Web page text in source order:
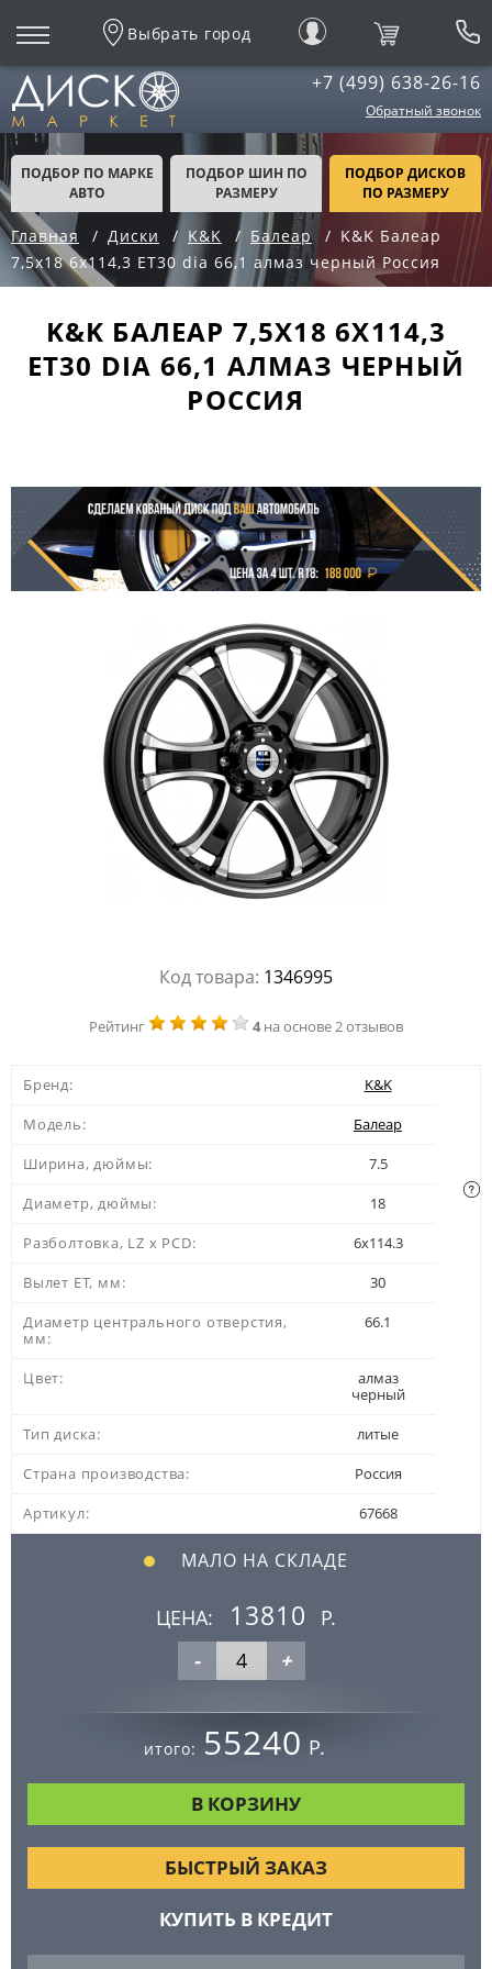
Выбрать город
+7 (499) 638-26-16
Обратный звонок
ПОДБОР ПО МАРКЕ
АВТО
ПОДБОР ШИН ПО
РАЗМЕРУ
ПОДБОР ДИСКОВ
ПО РАЗМЕРУ
Главная Диски K&K Балеар
K&K Балеар
7,5x18 6x114,3 ET30 dia 66,1 алмаз черный Россия
K&K БАЛЕАР 7,5X18 6X114,3
ET30 DIA 66,1 АЛМАЗ ЧЕРНЫЙ
РОССИЯ
Код товара: 1346995
Рейтинг 4на основе 2 отзывов
Бренд:
K&K
Модель:
Балеар
Ширина, дюймы:
7.5
Диаметр, дюймы:
18
Разболтовка, LZ x PCD:
6x114.3
Вылет ЕТ, мм:
30
Диаметр центрального отверстия,
мм:
66.1
Цвет:
алмаз
черный
Тип диска:
литые
Страна производства:
Россия
Артикул:
67668
МАЛО НА СКЛАДЕ
ЦЕНА: 13810
Р.
-
+
итого: 55240 Р.
БЫСТРЫЙ ЗАКАЗ
КУПИТЬ В КРЕДИТ